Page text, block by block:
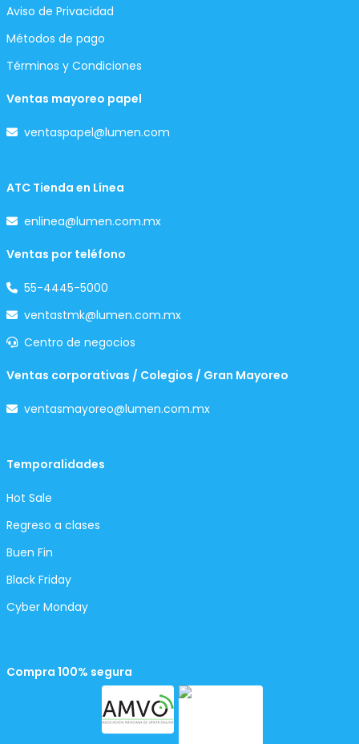
Aviso de Privacidad
Métodos de pago
Términos y Condiciones
Ventas mayoreo papel
ventaspapel@lumen.com
ATC Tienda en Línea
enlinea@lumen.com.mx
Ventas por teléfono
55-4445-5000
ventastmk@lumen.com.mx
Centro de negocios
Ventas corporativas / Colegios / Gran Mayoreo
ventasmayoreo@lumen.com.mx
Temporalidades
Hot Sale
Regreso a clases
Buen Fin
Black Friday
Cyber Monday
Compra 100% segura